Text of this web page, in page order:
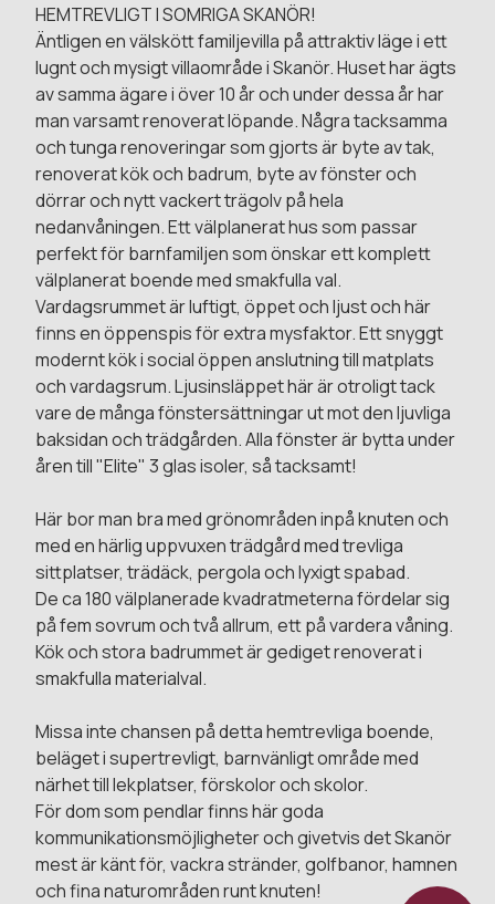
HEMTREVLIGT I SOMRIGA SKANÖR!
Äntligen en välskött familjevilla på attraktiv läge i ett
lugnt och mysigt villaområde i Skanör. Huset har ägts
av samma ägare i över 10 år och under dessa år har
man varsamt renoverat löpande. Några tacksamma
och tunga renoveringar som gjorts är byte av tak,
renoverat kök och badrum, byte av fönster och
dörrar och nytt vackert trägolv på hela
nedanvåningen. Ett välplanerat hus som passar
perfekt för barnfamiljen som önskar ett komplett
välplanerat boende med smakfulla val.
Vardagsrummet är luftigt, öppet och ljust och här
finns en öppenspis för extra mysfaktor. Ett snyggt
modernt kök i social öppen anslutning till matplats
och vardagsrum. Ljusinsläppet här är otroligt tack
vare de många fönstersättningar ut mot den ljuvliga
baksidan och trädgården. Alla fönster är bytta under
åren till "Elite" 3 glas isoler, så tacksamt!
Här bor man bra med grönområden inpå knuten och
med en härlig uppvuxen trädgård med trevliga
sittplatser, trädäck, pergola och lyxigt spabad.
De ca 180 välplanerade kvadratmeterna fördelar sig
på fem sovrum och två allrum, ett på vardera våning.
Kök och stora badrummet är gediget renoverat i
smakfulla materialval.
Missa inte chansen på detta hemtrevliga boende,
beläget i supertrevligt, barnvänligt område med
närhet till lekplatser, förskolor och skolor.
För dom som pendlar finns här goda
kommunikationsmöjligheter och givetvis det Skanör
mest är känt för, vackra stränder, golfbanor, hamnen
och fina naturområden runt knuten!